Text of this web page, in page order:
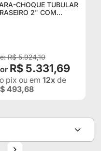
CHOQUE TUBULAR
2" COM
R$ 5.924,10
R$ 5.331,69
pix ou em 12x de
493,68
a pagina
Página
Próximo